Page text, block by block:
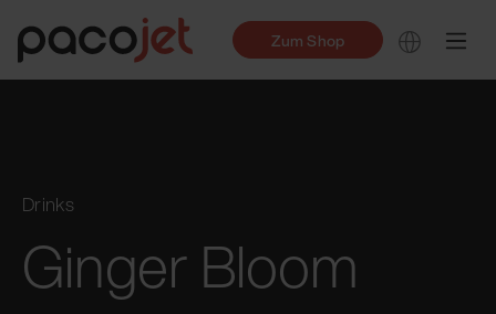
Zum Shop
Drinks
Ginger Bloom